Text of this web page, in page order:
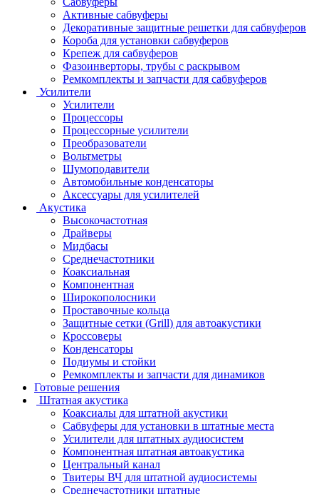
Активные сабвуферы
Декоративные защитные решетки для сабвуферов
Короба для установки сабвуферов
Крепеж для сабвуферов
Фазоинверторы, трубы с раскрывом
Ремкомплекты и запчасти для сабвуферов
Усилители
Усилители
Процессоры
Процессорные усилители
Преобразователи
Вольтметры
Шумоподавители
Автомобильные конденсаторы
Аксессуары для усилителей
Акустика
Высокочастотная
Драйверы
Мидбасы
Среднечастотники
Коаксиальная
Компонентная
Широкополосники
Проставочные кольца
Защитные сетки (Grill) для автоакустики
Кроссоверы
Конденсаторы
Подиумы и стойки
Ремкомплекты и запчасти для динамиков
Готовые решения
Штатная акустика
Коаксиалы для штатной акустики
Сабвуферы для установки в штатные места
Усилители для штатных аудиосистем
Компонентная штатная автоакустика
Центральный канал
Твитеры ВЧ для штатной аудиосистемы
Среднечастотники штатные